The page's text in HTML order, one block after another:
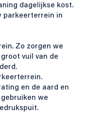
dagelijkse kost.
parkeerterrein in
Zo zorgen we
vuil van de
en de aard en
we